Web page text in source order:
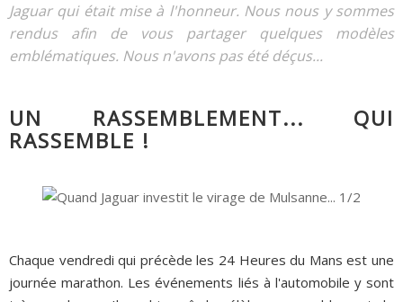
Jaguar qui était mise à l'honneur. Nous nous y sommes
rendus afin de vous partager quelques modèles
emblématiques. Nous n'avons pas été déçus...
UN RASSEMBLEMENT... QUI
RASSEMBLE !
Chaque vendredi qui précède les 24 Heures du Mans est une
journée marathon. Les événements liés à l'automobile y sont